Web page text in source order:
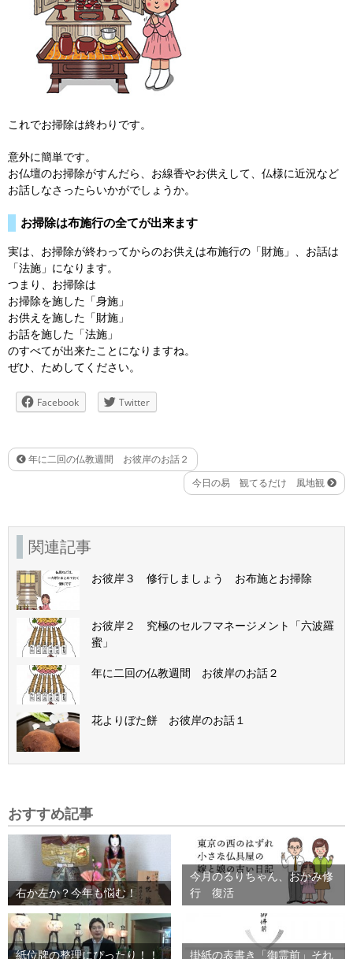
これでお掃除は終わりです。
意外に簡単です。
お仏壇のお掃除がすんだら、お線香やお供えして、仏様に近況など
お話しなさったらいかがでしょうか。
お掃除は布施行の全てが出来ます
実は、お掃除が終わってからのお供えは布施行の「財施」、お話は
「法施」になります。
つまり、お掃除は
お掃除を施した「身施」
お供えを施した「財施」
お話を施した「法施」
のすべてが出来たことになりますね。
ぜひ、ためしてください。
Facebook Twitter
年に二回の仏教週間 お彼岸のお話２
今日の易 観てるだけ 風地観
関連記事
お彼岸３ 修行しましょう お布施とお掃除
お彼岸２ 究極のセルフマネージメント「六波羅
蜜」
年に二回の仏教週間 お彼岸のお話２
花よりぼた餅 お彼岸のお話１
おすすめ記事
右か左か？今年も悩む！
今月のるりちゃん、おかみ修
行 復活
紙位牌の整理にぴったり！！
掛紙の表書き「御霊前」それ